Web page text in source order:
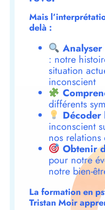
Mais
delà :
: notre
situation
inconscient
différents
Décoder
inconscient
nos
Obtenir
pour notre
notre bien-
La formation en
Tristan Moir